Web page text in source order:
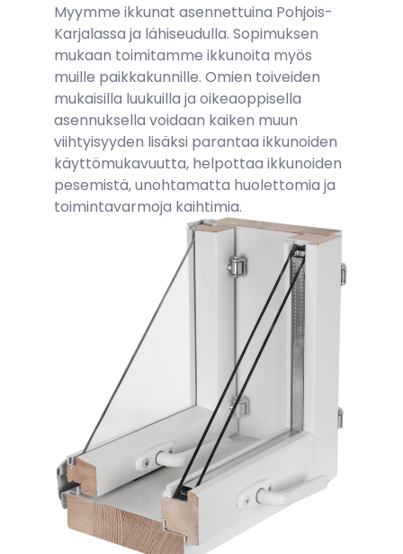
Myymme ikkunat asennettuina Pohjois-
Karjalassa ja lähiseudulla. Sopimuksen
mukaan toimitamme ikkunoita myös
muille paikkakunnille. Omien toiveiden
mukaisilla luukuilla ja oikeaoppisella
asennuksella voidaan kaiken muun
viihtyisyyden lisäksi parantaa ikkunoiden
käyttömukavuutta, helpottaa ikkunoiden
pesemistä, unohtamatta huolettomia ja
toimintavarmoja kaihtimia.